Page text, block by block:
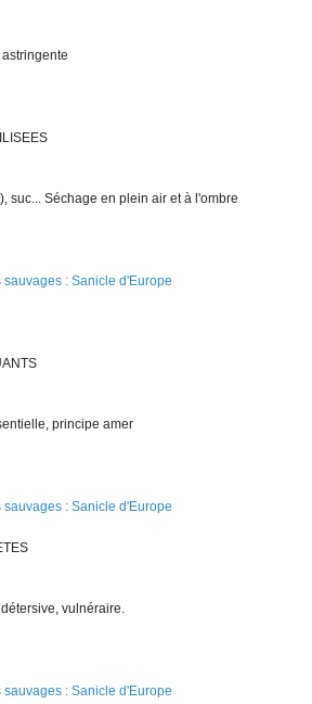
suc... Séchage en plein air et à l'ombre
principe amer
vulnéraire.